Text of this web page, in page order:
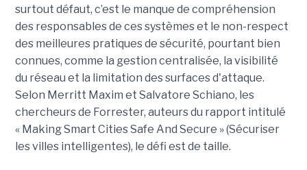
surtout défaut, c’est le manque de compréhension
des responsables de ces systèmes et le non-respect
des meilleures pratiques de sécurité, pourtant bien
connues, comme la gestion centralisée, la visibilité
du réseau et la limitation des surfaces d'attaque.
Selon Merritt Maxim et Salvatore Schiano, les
chercheurs de Forrester, auteurs du rapport intitulé
« Making Smart Cities Safe And Secure » (Sécuriser
les villes intelligentes), le défi est de taille.